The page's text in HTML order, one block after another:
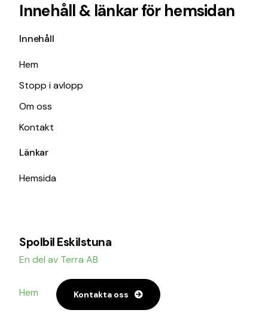
Innehåll & länkar för hemsidan
Innehåll
Hem
Stopp i avlopp
Om oss
Kontakt
Länkar
Hemsida
Spolbil Eskilstuna
En del av Terra AB
Hem Kontakta oss